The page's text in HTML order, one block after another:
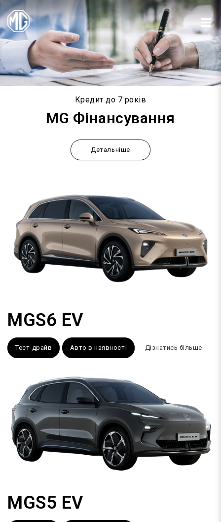
Кредит до 7 років
MG Фінансування
Детальніше
MGS6 EV
Тест-драйв Авто в наявності Дізнатись більше
MGS5 EV